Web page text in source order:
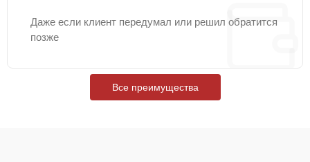
Даже если клиент передумал или решил обратится
позже
Все преимущества